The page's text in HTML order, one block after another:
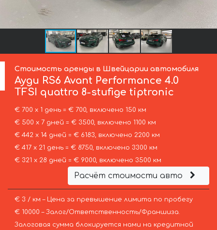
Стоимость аренды в Швейцарии автомобиля
Ауди RS6 Avant Performance 4.0
TFSI quattro 8-stufige tiptronic
€ 700 х 1 день = € 700, включено 150 км
€ 500 х 7 дней = € 3500, включено 1100 км
€ 442 х 14 дней = € 6183, включено 2200 км
€ 417 х 21 день = € 8750, включено 3300 км
€ 321 х 28 дней = € 9000, включено 3500 км
Расчёт стоимости авто
€ 3 / км – Цена за превышение лимита по пробегу
€ 10000 – Залог/Ответственность/Франшиза.
Залоговая сумма блокируется нами на кредитной